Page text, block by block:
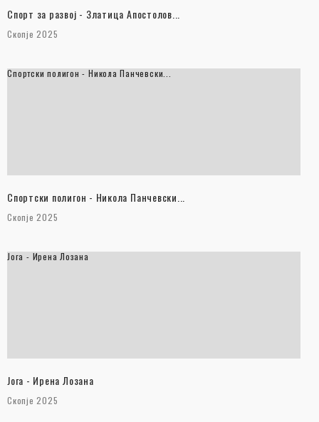
Спорт за развој - Златица Апостолов...
Скопје 2025
Спортски полигон - Никола Панчевски...
Спортски полигон - Никола Панчевски...
Скопје 2025
Јога - Ирена Лозана
Јога - Ирена Лозана
Скопје 2025